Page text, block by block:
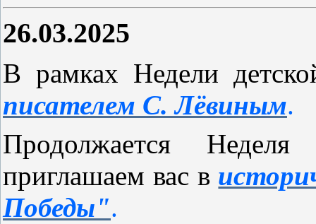
26.03.2025
В рамках Недели
писателем С. Лёвиным.
Продолжается
приглашаем вас в
Победы".